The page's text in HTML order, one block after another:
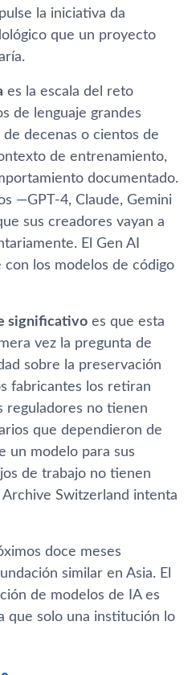
la iniciativa da
que un proyecto
es la escala del reto
de lenguaje grandes
decenas o cientos de
de entrenamiento,
documentado.
—GPT-4, Claude, Gemini
sus creadores vayan a
El Gen AI
los modelos de código
significativo es que esta
vez la pregunta de
sobre la preservación
fabricantes los retiran
reguladores no tienen
que dependieron de
un modelo para sus
de trabajo no tienen
Switzerland intenta
doce meses
similar en Asia. El
de modelos de IA es
que solo una institución lo